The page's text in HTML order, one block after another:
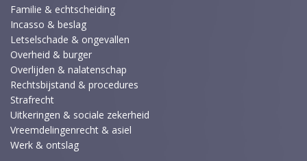
Familie & echtscheiding
Incasso & beslag
Letselschade & ongevallen
Overheid & burger
Overlijden & nalatenschap
Rechtsbijstand & procedures
Strafrecht
Uitkeringen & sociale zekerheid
Vreemdelingenrecht & asiel
Werk & ontslag